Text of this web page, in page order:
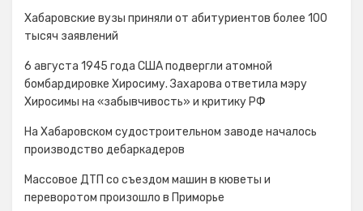
Хабаровские вузы приняли от абитуриентов более 100
тысяч заявлений
6 августа 1945 года США подвергли атомной
бомбардировке Хиросиму. Захарова ответила мэру
Хиросимы на «забывчивость» и критику РФ
На Хабаровском судостроительном заводе началось
производство дебаркадеров
Массовое ДТП со съездом машин в кюветы и
переворотом произошло в Приморье